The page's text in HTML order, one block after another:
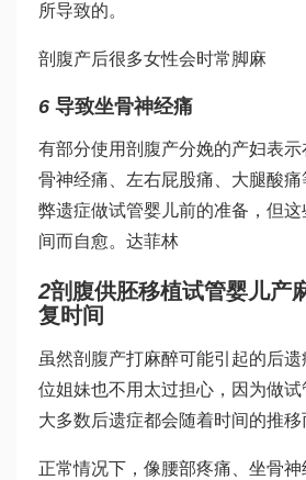
所导致的。
剖腹产后很多女性会时常脚麻
6 导致坐骨神经痛
有部分使用剖腹产分娩的产妇表
骨神经痛、左右屁股痛、大腿酸痛
弊遗症做试管婴儿前的准备 ，但
间而自愈。 达菲林
2剖腹供胚移植试管婴儿产
复时间
虽然剖腹产打麻醉可能引起的后
位姐妹也不用太过担心，因为做试
大多数后遗症都会随着时间的推移
正常情况下，像腰部疼痛、坐骨